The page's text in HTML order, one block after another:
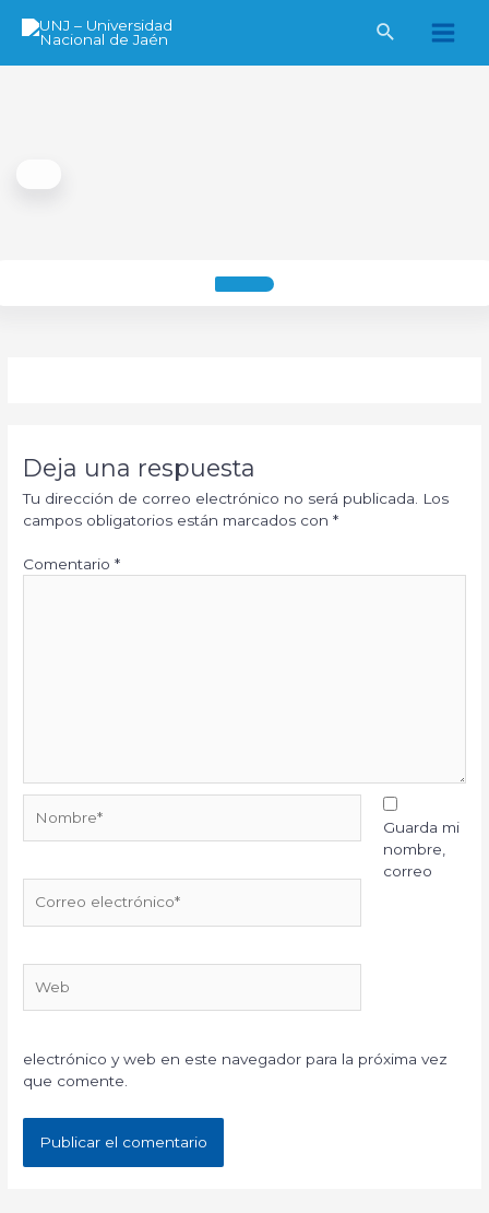
Main
Deja una respuesta
Tu dirección de correo electrónico no será publicada.
Los
campos obligatorios están marcados con*
Comentario*
electrónico*
Guarda mi
nombre,
correo
electrónico y web en este navegador para la próxima vez
que comente.